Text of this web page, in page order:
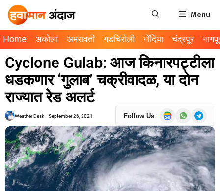
Menu
Home अकोला अमरावती गडचिरोली गोंदिया चंद्रपूर
Cyclone Gulab: आज किनारपट्टीला
धडकणार ‘गुलाब’ चक्रीवादळ, या दोन
राज्यात रेड अलर्ट
Weather Desk -September 26, 2021 Follow Us